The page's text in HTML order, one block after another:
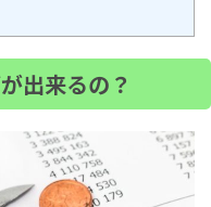
出来るの？